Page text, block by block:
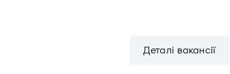
Деталі вакансії